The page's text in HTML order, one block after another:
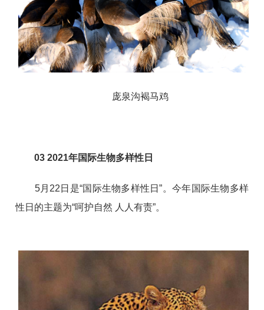
庞泉沟褐马鸡
03 2021年国际生物多样性日
5月22日是“国际生物多样性日”。今年国际生物多样
性日的主题为“呵护自然 人人有责”。